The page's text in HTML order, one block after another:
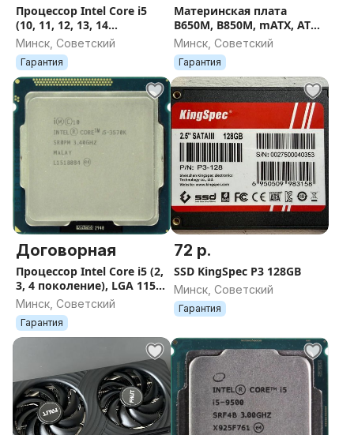
Процессор Intel Core i5
(10, 11, 12, 13, 14
поколение), LGA 1200,
1700
Минск, Советский
Гарантия
Материнская плата
B650M, B850M, mATX, ATX,
AM5
Минск, Советский
Гарантия
Договорная
Процессор Intel Core i5 (2,
3, 4 поколение), LGA 1155,
1150
Минск, Советский
Гарантия
72 р.
SSD KingSpec P3 128GB
Минск, Советский
Гарантия